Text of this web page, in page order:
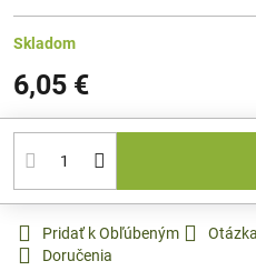
Skladom
6,05 €
Pridať k Obľúbeným
Doručenia